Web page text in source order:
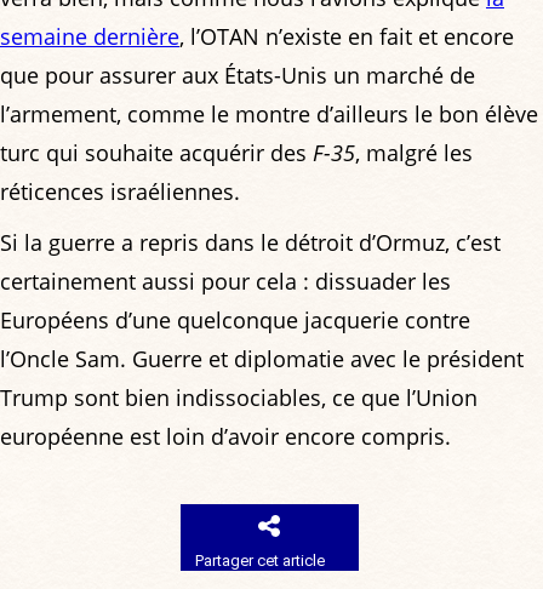
semaine dernière, l’OTAN n’existe en fait et encore
que pour assurer aux États-Unis un marché de
l’armement, comme le montre d’ailleurs le bon élève
turc qui souhaite acquérir des F-35, malgré les
réticences israéliennes.
Si la guerre a repris dans le détroit d’Ormuz, c’est
certainement aussi pour cela : dissuader les
Européens d’une quelconque jacquerie contre
l’Oncle Sam. Guerre et diplomatie avec le président
Trump sont bien indissociables, ce que l’Union
européenne est loin d’avoir encore compris.
Partager cet article